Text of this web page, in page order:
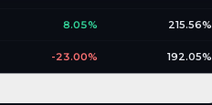
8.05% 215.56%
-23.00% 192.05%